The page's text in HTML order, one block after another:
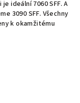
ideální 7060 SFF. A
3090 SFF. Všechny
k okamžitému